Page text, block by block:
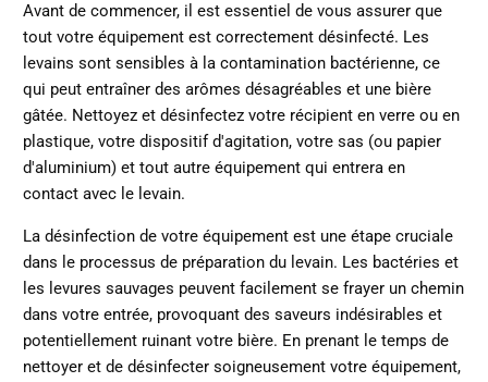
Avant de commencer, il est essentiel de vous assurer que
tout votre équipement est correctement désinfecté. Les
levains sont sensibles à la contamination bactérienne, ce
qui peut entraîner des arômes désagréables et une bière
gâtée. Nettoyez et désinfectez votre récipient en verre ou en
plastique, votre dispositif d'agitation, votre sas (ou papier
d'aluminium) et tout autre équipement qui entrera en
contact avec le levain.
La désinfection de votre équipement est une étape cruciale
dans le processus de préparation du levain. Les bactéries et
les levures sauvages peuvent facilement se frayer un chemin
dans votre entrée, provoquant des saveurs indésirables et
potentiellement ruinant votre bière. En prenant le temps de
nettoyer et de désinfecter soigneusement votre équipement,